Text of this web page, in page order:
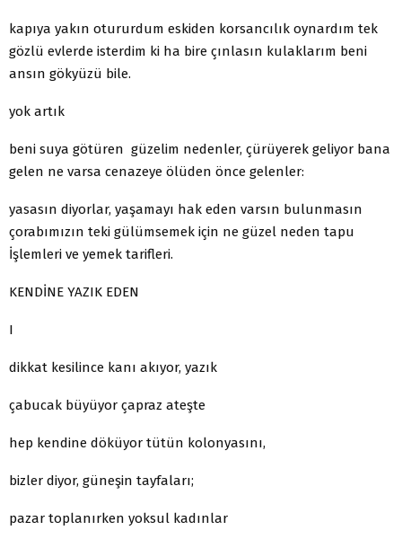
kapıya yakın otururdum eskiden korsancılık oynardım tek
gözlü evlerde isterdim ki ha bire çınlasın kulaklarım beni
ansın gökyüzü bile.
yok artık
beni suya götüren güzelim nedenler, çürüyerek geliyor bana
gelen ne varsa cenazeye ölüden önce gelenler:
yasasın diyorlar, yaşamayı hak eden varsın bulunmasın
çorabımızın teki gülümsemek için ne güzel neden tapu
İşlemleri ve yemek tarifleri.
KENDİNE YAZIK EDEN
I
dikkat kesilince kanı akıyor, yazık
çabucak büyüyor çapraz ateşte
hep kendine döküyor tütün kolonyasını,
bizler diyor, güneşin tayfaları;
pazar toplanırken yoksul kadınlar